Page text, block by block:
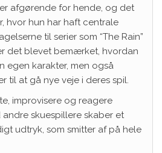
afgørende for hende, og det
hvor hun har haft centrale
til serier som “The Rain”
det blevet bemærket, hvordan
egen karakter, men også
til at gå nye veje i deres spil.
improvisere og reagere
andre skuespillere skaber et
udtryk, som smitter af på hele